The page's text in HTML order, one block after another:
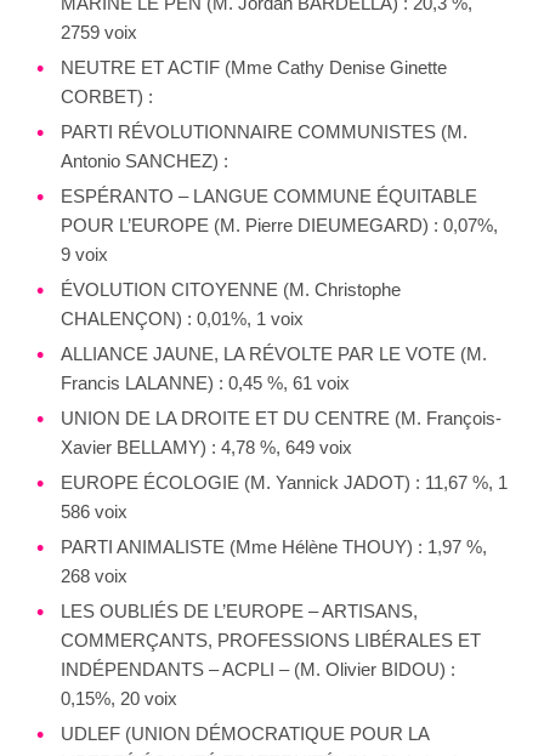
2759 voix
NEUTRE ET ACTIF (Mme Cathy Denise Ginette
CORBET) :
PARTI RÉVOLUTIONNAIRE COMMUNISTES (M.
Antonio SANCHEZ) :
ESPÉRANTO – LANGUE COMMUNE ÉQUITABLE
POUR L’EUROPE (M. Pierre DIEUMEGARD) : 0,07%,
9 voix
ÉVOLUTION CITOYENNE (M. Christophe
CHALENÇON) : 0,01%, 1 voix
ALLIANCE JAUNE, LA RÉVOLTE PAR LE VOTE (M.
Francis LALANNE) : 0,45 %, 61 voix
UNION DE LA DROITE ET DU CENTRE (M. François-
Xavier BELLAMY) : 4,78 %, 649 voix
EUROPE ÉCOLOGIE (M. Yannick JADOT) : 11,67 %, 1
586 voix
PARTI ANIMALISTE (Mme Hélène THOUY) : 1,97 %,
268 voix
LES OUBLIÉS DE L’EUROPE – ARTISANS,
COMMERÇANTS, PROFESSIONS LIBÉRALES ET
INDÉPENDANTS – ACPLI – (M. Olivier BIDOU) :
0,15%, 20 voix
UDLEF (UNION DÉMOCRATIQUE POUR LA